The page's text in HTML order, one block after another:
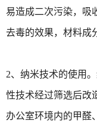
易造成二次污染，吸
去毒的效果，材料成
2、纳米技术的使用
性技术经过筛选后改
办公室环境内的甲醛